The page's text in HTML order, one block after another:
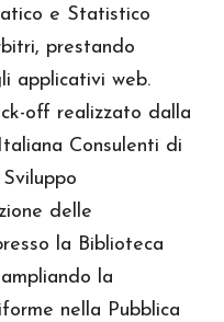
e Statistico
prestando
applicativi web.
off realizzato dalla
Consulenti di
delle
la Biblioteca
la
nella Pubblica